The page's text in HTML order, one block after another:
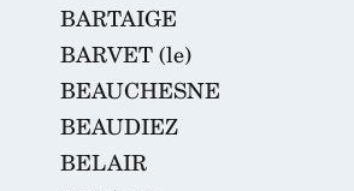
BARTAIGE
BARVET (le)
BEAUCHESNE
BEAUDIEZ
BELAIR